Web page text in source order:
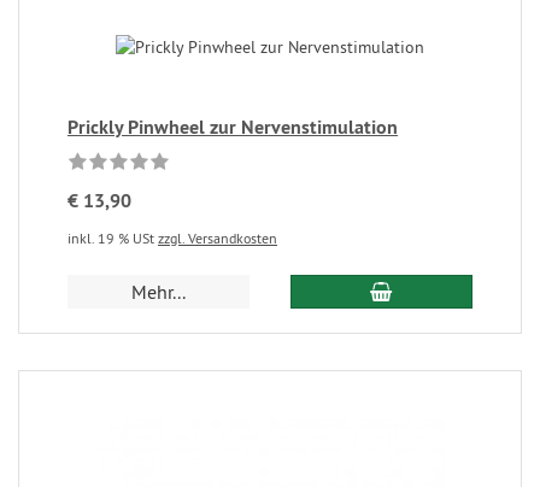
Prickly Pinwheel zur Nervenstimulation
€ 13,90
inkl. 19 % USt zzgl. Versandkosten
Mehr...